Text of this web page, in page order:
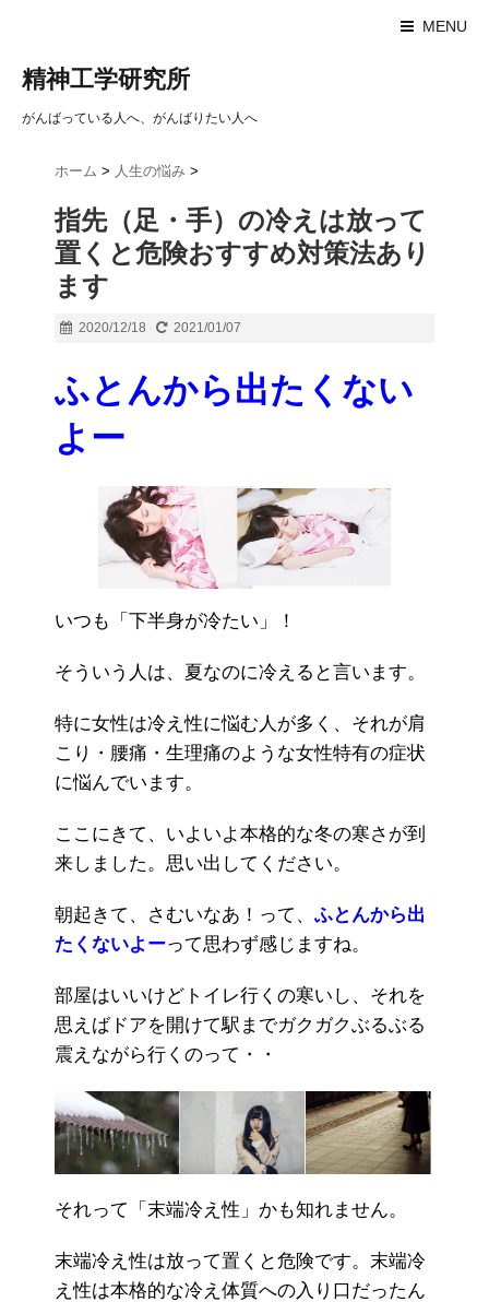
MENU
精神工学研究所
がんばっている人へ、がんばりたい人へ
ホーム > 人生の悩み >
指先（足・手）の冷えは放って
置くと危険おすすめ対策法あり
ます
2020/12/18 2021/01/07
ふとんから出たくない
よー
いつも「下半身が冷たい」！
そういう人は、夏なのに冷えると言います。
特に女性は冷え性に悩む人が多く、それが肩
こり・腰痛・生理痛のような女性特有の症状
に悩んでいます。
ここにきて、いよいよ本格的な冬の寒さが到
来しました。思い出してください。
朝起きて、さむいなあ！って、 ふとんから出
たくないよーって思わず感じますね。
部屋はいいけどトイレ行くの寒いし、それを
思えばドアを開けて駅までガクガクぶるぶる
震えながら行くのって・・
それって「末端冷え性」かも知れません。
末端冷え性は放って置くと危険です。末端冷
え性は本格的な冷え体質への入り口だったん